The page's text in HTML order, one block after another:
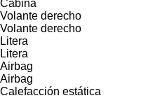
Cabina
Volante derecho
Volante derecho
Litera
Litera
Airbag
Airbag
Calefacción estática